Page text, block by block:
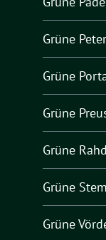
Grüne
Grüne
Grüne
Grüne
Grüne
Grüne